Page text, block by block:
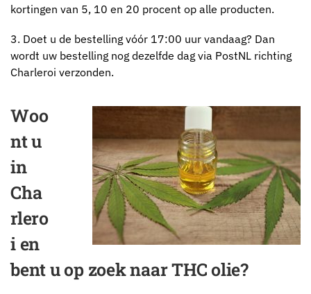
kortingen van 5, 10 en 20 procent op alle producten.
3. Doet u de bestelling vóór 17:00 uur vandaag? Dan
wordt uw bestelling nog dezelfde dag via PostNL richting
Charleroi verzonden.
Woo
nt u
in
Cha
rlero
i en
bent u op zoek naar THC olie?